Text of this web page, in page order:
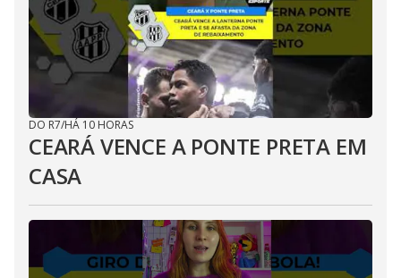
DO R7/HÁ 10 HORAS
CEARÁ VENCE A PONTE PRETA EM
CASA